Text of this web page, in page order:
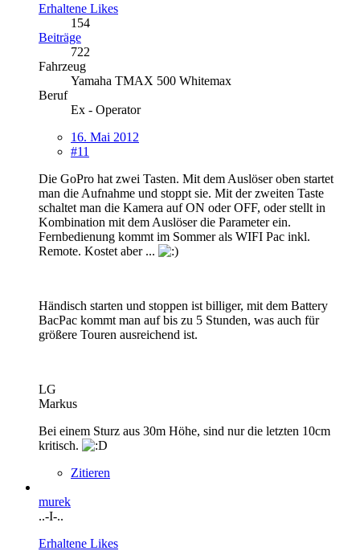
Erhaltene Likes
154
Beiträge
722
Fahrzeug
Yamaha TMAX 500 Whitemax
Beruf
Ex - Operator
16. Mai 2012
#11
Die GoPro hat zwei Tasten. Mit dem Auslöser oben startet
man die Aufnahme und stoppt sie. Mit der zweiten Taste
schaltet man die Kamera auf ON oder OFF, oder stellt in
Kombination mit dem Auslöser die Parameter ein.
Fernbedienung kommt im Sommer als WIFI Pac inkl.
Remote. Kostet aber ...
Händisch starten und stoppen ist billiger, mit dem Battery
BacPac kommt man auf bis zu 5 Stunden, was auch für
größere Touren ausreichend ist.
LG
Markus
Bei einem Sturz aus 30m Höhe, sind nur die letzten 10cm
kritisch.
Zitieren
murek
..-I-..
Erhaltene Likes